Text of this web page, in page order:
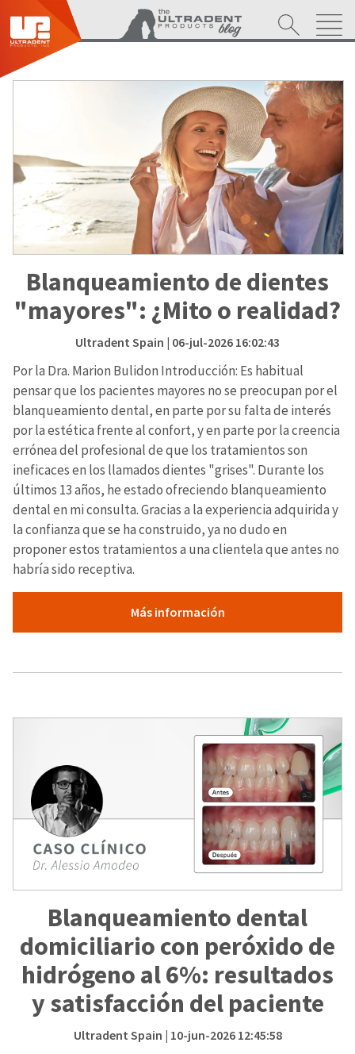
Blanqueamiento de dientes
"mayores": ¿Mito o realidad?
Ultradent Spain | 06-jul-2026 16:02:43
Por la Dra. Marion Bulidon Introducción: Es habitual
pensar que los pacientes mayores no se preocupan por el
blanqueamiento dental, en parte por su falta de interés
por la estética frente al confort, y en parte por la creencia
errónea del profesional de que los tratamientos son
ineficaces en los llamados dientes "grises". Durante los
últimos 13 años, he estado ofreciendo blanqueamiento
dental en mi consulta. Gracias a la experiencia adquirida y
la confianza que se ha construido, ya no dudo en
proponer estos tratamientos a una clientela que antes no
habría sido receptiva.
Más información
Blanqueamiento dental
domiciliario con peróxido de
hidrógeno al 6%: resultados
y satisfacción del paciente
Ultradent Spain | 10-jun-2026 12:45:58